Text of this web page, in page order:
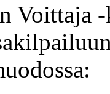
Voittaja